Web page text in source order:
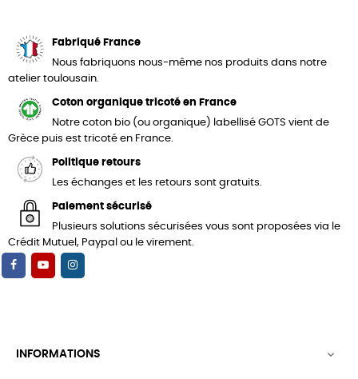
Fabriqué France
Nous fabriquons nous-même nos produits dans notre
atelier toulousain.
Coton organique tricoté en France
Notre coton bio (ou organique) labellisé GOTS vient de
Grèce puis est tricoté en France.
Politique retours
Les échanges et les retours sont gratuits.
Paiement sécurisé
Plusieurs solutions sécurisées vous sont proposées via le
Crédit Mutuel, Paypal ou le virement.
INFORMATIONS 